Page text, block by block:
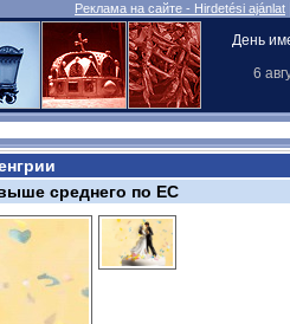
Реклама на сайте - Hirdetési ajánlat
День
6
среднего по ЕС